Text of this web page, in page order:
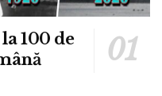
100 de